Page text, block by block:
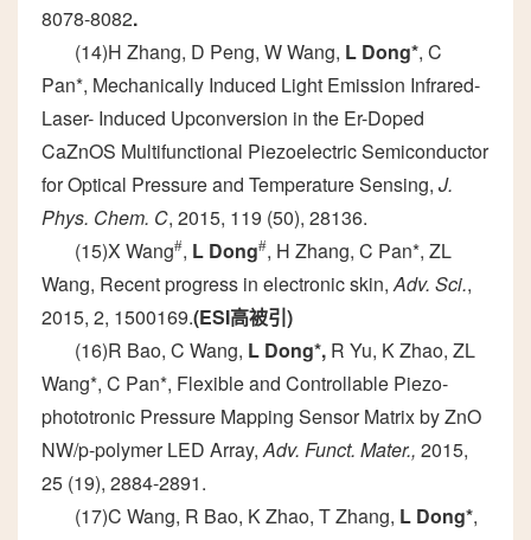
8078-8082.
(14)H Zhang, D Peng, W Wang, L Dong*, C
Pan*, Mechanically Induced Light Emission Infrared-
Laser- Induced Upconversion in the Er-Doped
CaZnOS Multifunctional Piezoelectric Semiconductor
for Optical Pressure and Temperature Sensing, J.
Phys. Chem. C, 2015, 119 (50), 28136.
(15)X Wang#, L Dong#, H Zhang, C Pan*, ZL
Wang, Recent progress in electronic skin,Adv. Sci.,
2015, 2, 1500169.(ESI高被引)
(16)R Bao, C Wang, L Dong*, R Yu, K Zhao, ZL
Wang*, C Pan*, Flexible and Controllable Piezo-
phototronic Pressure Mapping Sensor Matrix by ZnO
NW/p-polymer LED Array,Adv. Funct. Mater., 2015,
25 (19), 2884-2891.
(17)C Wang, R Bao, K Zhao, T Zhang, L Dong*,